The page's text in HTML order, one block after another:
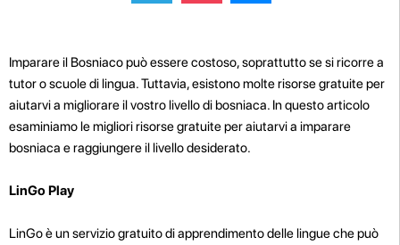
Imparare il Bosniaco può essere costoso, soprattutto se si ricorre a
tutor o scuole di lingua. Tuttavia, esistono molte risorse gratuite per
aiutarvi a migliorare il vostro livello di bosniaca. In questo articolo
esaminiamo le migliori risorse gratuite per aiutarvi a imparare
bosniaca e raggiungere il livello desiderato.
LinGo Play
LinGo è un servizio gratuito di apprendimento delle lingue che può